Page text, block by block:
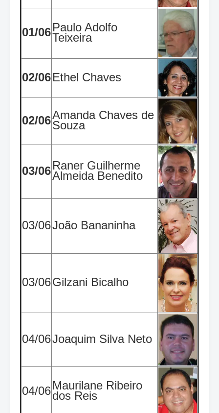
01/06Paulo Adolfo
Teixeira
02/06Ethel Chaves
02/06Amanda Chaves de
Souza
03/06Raner Guilherme
Almeida Benedito
03/06João Bananinha
03/06Gilzani Bicalho
04/06Joaquim Silva Neto
04/06Maurilane Ribeiro
dos Reis